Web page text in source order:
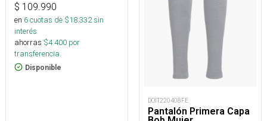
$ 109.990
en 6cuotas de $18.332sin
interés
ahorras $4.400 por
transferencia.
Disponible
DOIT220408FE
Pantalón Primera Capa